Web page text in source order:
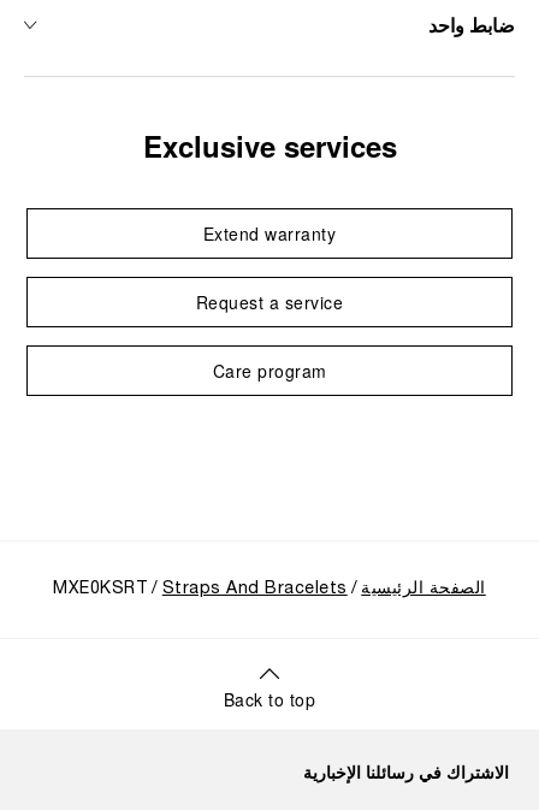
ضابط واحد
Exclusive services
Extend warranty
Request a service
Care program
الصفحة الرئيسية Straps And Bracelets
MXE0KSRT
Back to top
الاشتراك في رسائلنا الإخبارية